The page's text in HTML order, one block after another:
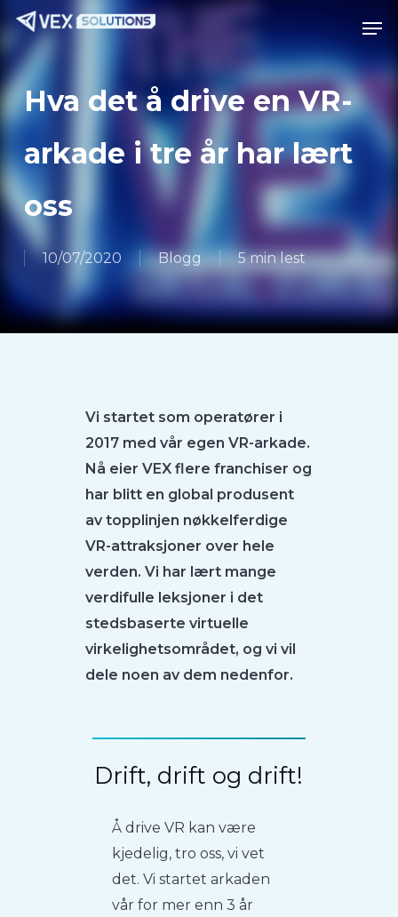
hovedinnhold
Hva det å drive en VR-
arkade i tre år har lært
oss
10/07/2020 Blogg 5 min lest
Vi startet som operatører i
2017 med vår egen VR-arkade.
Nå eier VEX flere franchiser og
har blitt en global produsent
av topplinjen nøkkelferdige
VR-attraksjoner over hele
verden. Vi har lært mange
verdifulle leksjoner i det
stedsbaserte virtuelle
virkelighetsområdet, og vi vil
dele noen av dem nedenfor.
Drift, drift og drift!
Å drive VR kan være
kjedelig, tro oss, vi vet
det. Vi startet arkaden
vår for mer enn 3 år